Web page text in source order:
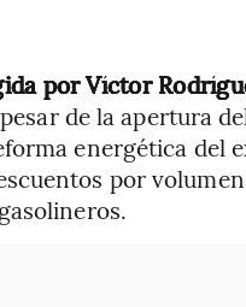
por Víctor
de la apertura
energética del
por